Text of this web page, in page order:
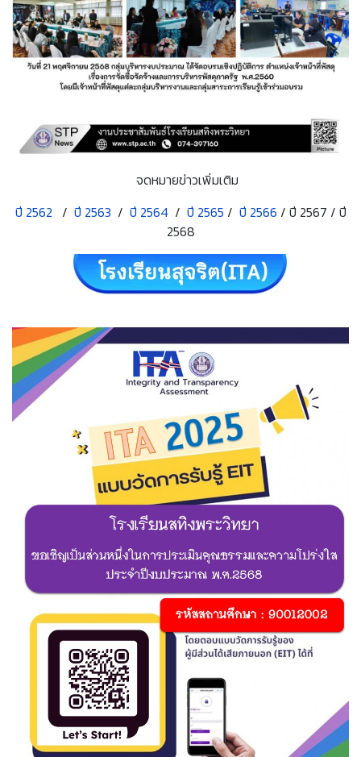
จดหมายข่าวเพิ่มเติม
ปี 2562 / ปี 2563 / ปี 2564 / ปี 2565 / ปี 2566 / ปี 2567 / ปี
2568